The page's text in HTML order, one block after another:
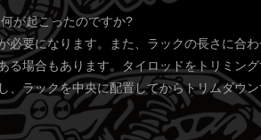
が起こったのですか?
要になります。また、ラックの長さに合
場合もあります。タイロッドをトリミン
ラックを中央に配置してからトリムダウン